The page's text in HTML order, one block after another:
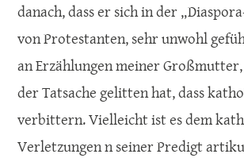
danach, dass er sich in der
von Protestanten, sehr unwohl
an Erzählungen meiner
der Tatsache gelitten hat, dass
verbittern. Vielleicht ist es dem
Verletzungen n seiner Predigt